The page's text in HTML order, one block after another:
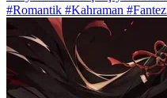
#Romantik #Kahraman